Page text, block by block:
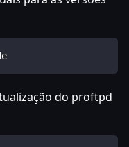
do proftpd